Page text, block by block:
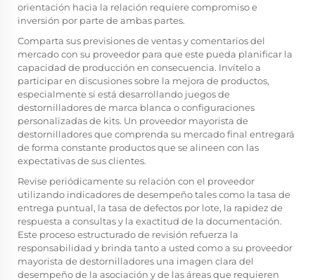
orientación hacia la relación requiere compromiso e
inversión por parte de ambas partes.
Comparta sus previsiones de ventas y comentarios del
mercado con su proveedor para que este pueda planificar la
capacidad de producción en consecuencia. Invítelo a
participar en discusiones sobre la mejora de productos,
especialmente si está desarrollando juegos de
destornilladores de marca blanca o configuraciones
personalizadas de kits. Un proveedor mayorista de
destornilladores que comprenda su mercado final entregará
de forma constante productos que se alineen con las
expectativas de sus clientes.
Revise periódicamente su relación con el proveedor
utilizando indicadores de desempeño tales como la tasa de
entrega puntual, la tasa de defectos por lote, la rapidez de
respuesta a consultas y la exactitud de la documentación.
Este proceso estructurado de revisión refuerza la
responsabilidad y brinda tanto a usted como a su proveedor
mayorista de destornilladores una imagen clara del
desempeño de la asociación y de las áreas que requieren